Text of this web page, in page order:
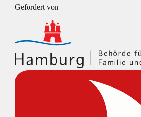
Gefördert von